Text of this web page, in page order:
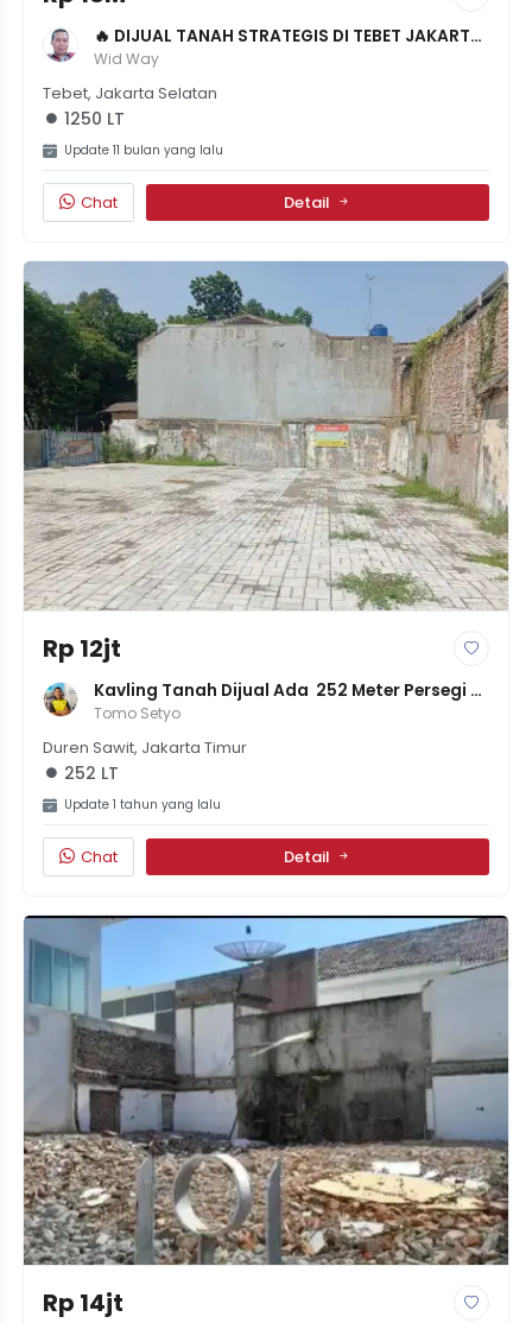
🔥 DIJUAL TANAH STRATEGIS DI TEBET JAKARTA
SELATAN - LT 1250m² - SHM LENGKAP - HARGA
18M (NEGO)
Wid Way
Tebet, Jakarta Selatan
1250 LT
Update 11 bulan yang lalu
Chat Detail
Rp 12jt
Kavling Tanah Dijual Ada  252 Meter Persegi
12Juta Per Meter Negotable
Tomo Setyo
Duren Sawit, Jakarta Timur
252 LT
Update 1 tahun yang lalu
Chat Detail
Rp 14jt